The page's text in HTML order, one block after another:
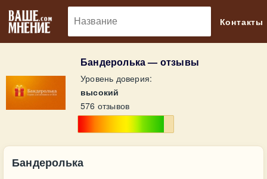
Контакты
Бандеролька — отзывы
Уровень доверия:
высокий
576 отзывов
Бандеролька